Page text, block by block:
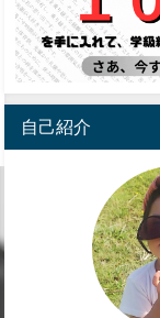
自己紹介